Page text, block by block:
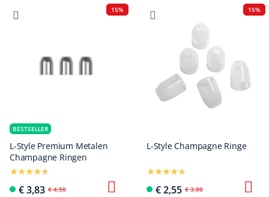
15%
BESTSELLER
L-Style Premium Metalen
Champagne Ringen
€ 3,83 € 4,50
15%
L-Style Champagne Ringe
€ 2,55 € 3,00